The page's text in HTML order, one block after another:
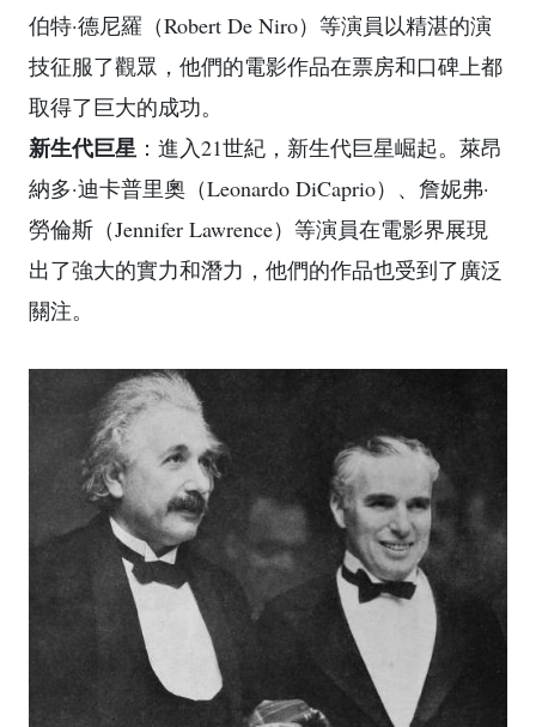
伯特·德尼羅（Robert De Niro）等演員以精湛的演
技征服了觀眾，他們的電影作品在票房和口碑上都
取得了巨大的成功。
新生代巨星 ：進入21世紀，新生代巨星崛起。萊昂
納多·迪卡普里奧（Leonardo DiCaprio）、詹妮弗·
勞倫斯（Jennifer Lawrence）等演員在電影界展現
出了強大的實力和潛力，他們的作品也受到了廣泛
關注。